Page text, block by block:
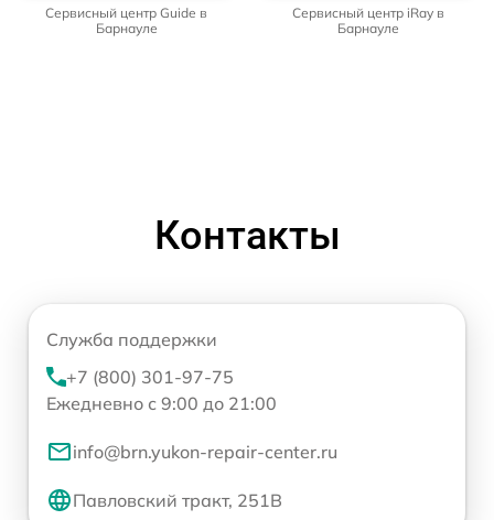
Сервисный центр Guide в
Барнауле
Сервисный центр iRay в
Барнауле
Контакты
Служба поддержки
+7 (800) 301-97-75
Ежедневно с 9:00 до 21:00
info@brn.yukon-repair-center.ru
Павловский тракт, 251В